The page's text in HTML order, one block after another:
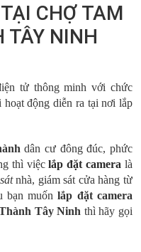
CHỢ TAM
TÂY NINH
tử thông minh với chức
hoạt động diễn ra tại nơi lắp
dân cư đông đúc, phức
thì việclắp đặt camera là
nhà, giám sát cửa hàng từ
bạn muốnlắp đặt camera
Tây Ninh thì hãy gọi